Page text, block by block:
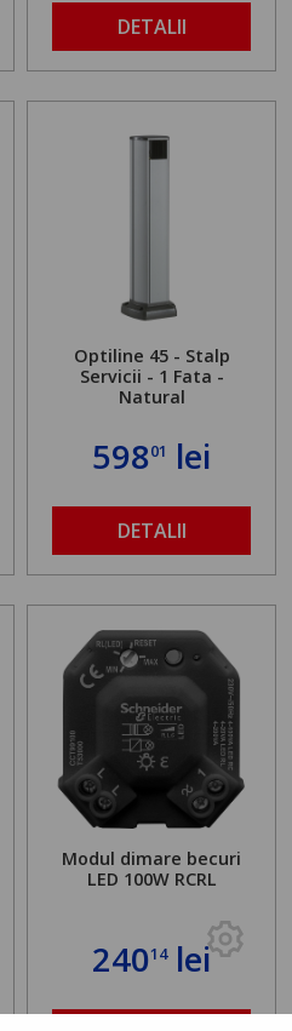
DETALII
Optiline 45 - Stalp
Servicii - 1 Fata -
Natural
59801 lei
DETALII
Modul dimare becuri
LED 100W RCRL
24014lei